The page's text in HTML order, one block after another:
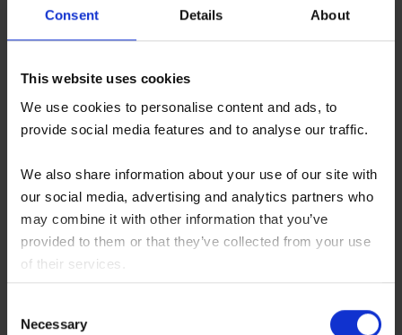
Consent Details About
This website uses cookies
We use cookies to personalise content and ads, to
provide social media features and to analyse our traffic.
We also share information about your use of our site with
our social media, advertising and analytics partners who
may combine it with other information that you’ve
provided to them or that they’ve collected from your use
of their services.
You consent to our cookies if you continue to use our
Selection
Necessary
Stammzellen (MSCs) aus subkutanem
Fettgewebe
"Nutational Infrasonic Liposuction", bei der das
DiesesVerfahrenliefert 10- bis 100-
malmehrlebensfähigeMSCs , die aus dem
gewonnenen Fettgewebe isoliert werden, als
andere uns bekannten Techniken.
Das Fettgewebe wird sofort in einem behördlich